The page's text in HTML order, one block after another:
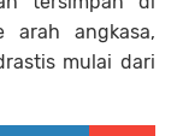
arah angkasa,
mulai dari